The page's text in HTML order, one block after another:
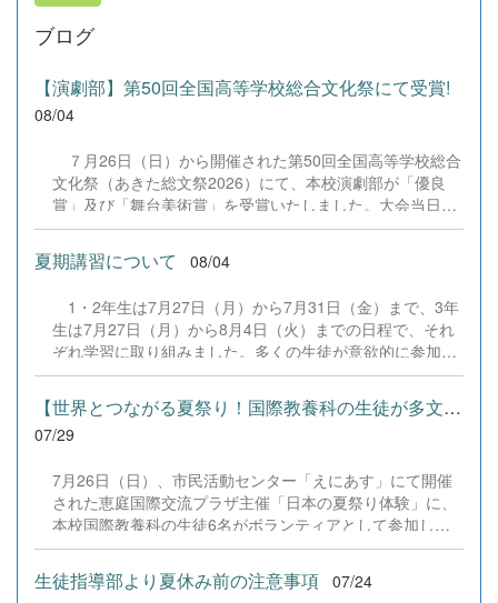
ブログ
【演劇部】第50回全国高等学校総合文化祭にて受賞!
08/04
７月26日（日）から開催された第50回全国高等学校総合
文化祭（あきた総文祭2026）にて、本校演劇部が「優良
賞」及び「舞台美術賞」を受賞いたしました。大会当日
は、本校の部員たちもこれまで積み重ねてきた練習の成果
を存分に発揮し、堂々と舞台に立ちました。緊張感のある
全国の舞台において、一人一人が役割を果たし、心を込め
の全国大会出場にあたり、多大なるご支援・ご協力をいた
だきました企業の皆様、ならびに心温まるご寄付や温かい
ご声援を寄せてくださった地域の皆様方に、心より感謝申
し上げます。皆様からの温かいご支援が部員たちの大きな
励みとなり、全国の舞台で最高のパフォーマンスと演技を
届けることができました。今回の経験を糧に、さらに表現
力に磨きをかけ、今後も活動してまいります。引き続き、
本校演劇部への変わらぬご声援をよろしくお願いいたしま
す。 &nbsp;
夏期講習について 08/04
1・2年生は7月27日（月）から7月31日（金）まで、3年
生は7月27日（月）から8月4日（火）までの日程で、それ
ぞれ学習に取り組みました。多くの生徒が意欲的に参加
し、これまでの学習内容の復習や発展的な内容、受験に向
けた学習などに真剣に取り組む姿が見られました。夏期講
習で身に付けた学習習慣や知識を、今後の学校生活や学習
に生かし、一人一人がさらなる成長につなげてくれること
【世界とつながる夏祭り！国際教養科の生徒が多文化共生ボランテ...
07/29
7月26日（日）、市民活動センター「えにあす」にて開催
された恵庭国際交流プラザ主催「日本の夏祭り体験」に、
本校国際教養科の生徒6名がボランティアとして参加しま
した！ 会場にはウクライナ、ネパール、アフガニスタンな
ど多国籍な参加者が集まり、ヨーヨー釣りや綿あめ、盆踊
りなどを満喫。浴衣姿でイベントを彩った1年生や、経験
生徒指導部より夏休み前の注意事項 07/24